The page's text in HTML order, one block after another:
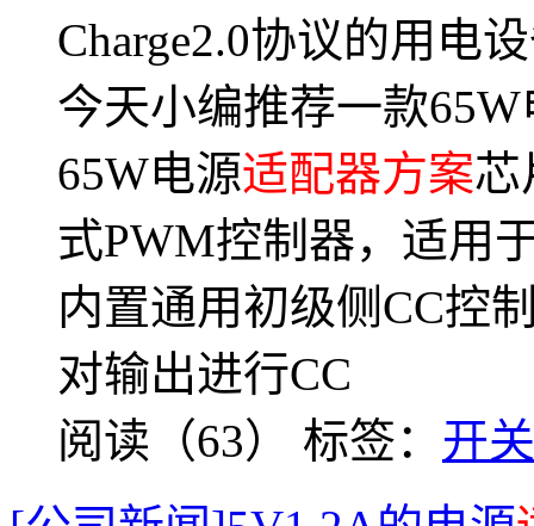
Charge2.0协议的用电
今天小编推荐一款65W
65W电源适配器方案芯
式PWM控制器，适用
内置通用初级侧CC控
对输出进行CC
阅读（63） 标签： 开